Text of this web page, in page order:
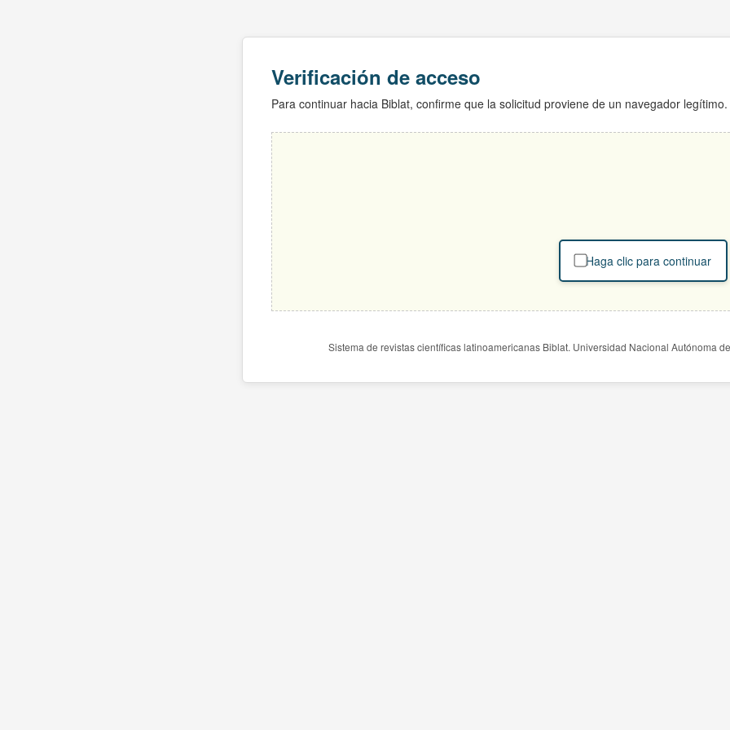
Verificación de acceso
Para continuar hacia Biblat, confirme que la solicitud proviene de un navegador legítimo.
Haga clic para continuar
Sistema de revistas científicas latinoamericanas Biblat. Universidad Nacional Autónoma